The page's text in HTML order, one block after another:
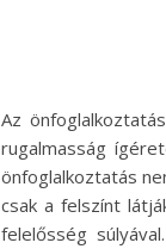
Az
rugalmasság
önfoglalkoztatás
csak a felszínt
felelősség